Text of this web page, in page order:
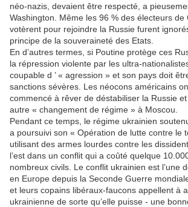
néo-nazis, devaient être respecté, a
Washington. Même les 96 % des électeurs de
votèrent pour rejoindre la Russie furent
principe de la souveraineté des Etats.
En d’autres termes, si Poutine protège ces
la répression violente par les ultra-
coupable d ’ « agression » et son pays doit
sanctions sévères. Les néocons américains
commencé à rêver de déstabiliser la Russie
autre « changement de régime » à Moscou.
Pendant ce temps, le régime ukrainien
a poursuivi son « Opération de lutte contre le
utilisant des armes lourdes contre les
l’est dans un conflit qui a coûté quelque
nombreux civils. Le conflit ukrainien est l’une
en Europe depuis la Seconde Guerre
et leurs copains libéraux-faucons appellent à
ukrainienne de sorte qu’elle puisse - une